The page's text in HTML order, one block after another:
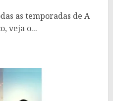
as temporadas de A
veja o...